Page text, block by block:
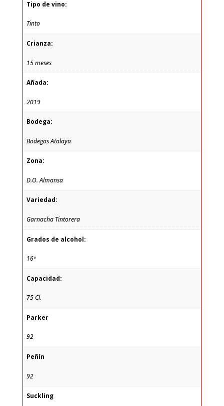
Tipo de vino:
Tinto
Crianza:
15 meses
Añada:
2019
Bodega:
Bodegas Atalaya
Zona:
D.O. Almansa
Variedad:
Garnacha Tintorera
Grados de alcohol:
16º
Capacidad:
75 Cl.
Parker
92
Peñín
92
Suckling